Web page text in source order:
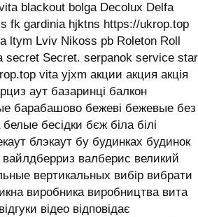
blackout bolga Decolux Delfa
fk gardinia hjktns https://ukrop.top
ltym Lviv Nikoss pb Roleton Roll
secret Secret. serpanok service star
vita yjxm акции акция акція
аут базаринці балкон
барабашово бежеві бежевые без
бесідки бєж біла білі
блэкаут бу будинках будинок
валберис великий
вертикальных вибір вибрати
виробника виробництва вита
відео відповідає